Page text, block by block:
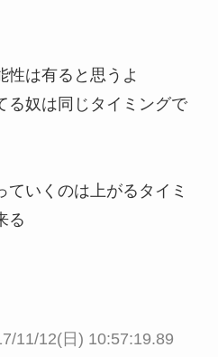
性は有ると思うよ
る奴は同じタイミングで
いくのは上がるタイミ
る
11/12(日) 10:57:19.89